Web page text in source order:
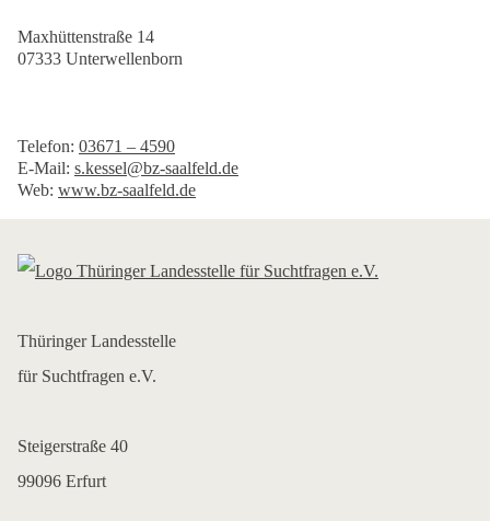
Maxhüttenstraße 14
07333 Unterwellenborn
Telefon: 03671 – 4590
E-Mail: s.kessel@bz-saalfeld.de
Web: www.bz-saalfeld.de
Thüringer Landesstelle
für Suchtfragen e.V.
Steigerstraße 40
99096 Erfurt